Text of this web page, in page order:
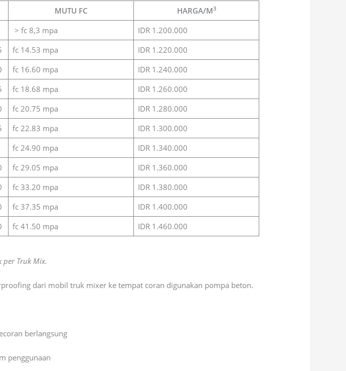
MUTU FC HARGA/M3
> fc 8,3 mpa
IDR 1.200.000
fc 14.53 mpa
IDR 1.220.000
fc 16.60 mpa
IDR 1.240.000
fc 18.68 mpa
IDR 1.260.000
fc 20.75 mpa
IDR 1.280.000
fc 22.83 mpa
IDR 1.300.000
fc 24.90 mpa
IDR 1.340.000
fc 29.05 mpa
IDR 1.360.000
fc 33.20 mpa
IDR 1.380.000
fc 37.35 mpa
IDR 1.400.000
fc 41.50 mpa IDR 1.460.000
Truk Mix.
dari mobil truk mixer ke tempat coran digunakan pompa beton.
berlangsung
penggunaan